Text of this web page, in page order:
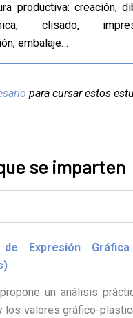
productiva: creación,
clisado,
embalaje…
para cursar estos
se imparten
de Expresión
un análisis
los valores gráfico-